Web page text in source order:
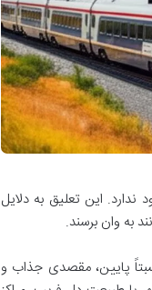
این تعلیق به دلایل
به وان برسند.
پایین، مقصدی جذاب و